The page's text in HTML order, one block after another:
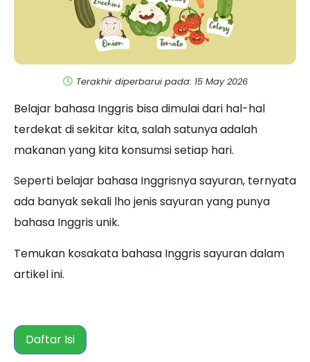
Terakhir diperbarui pada: 15 May 2026
Belajar bahasa Inggris bisa dimulai dari hal-hal
terdekat di sekitar kita, salah satunya adalah
makanan yang kita konsumsi setiap hari.
Seperti belajar bahasa Inggrisnya sayuran, ternyata
ada banyak sekali lho jenis sayuran yang punya
bahasa Inggris unik.
Temukan kosakata bahasa Inggris sayuran dalam
artikel ini.
Daftar Isi